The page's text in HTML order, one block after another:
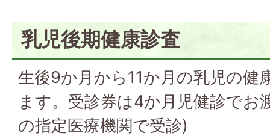
乳児後期健康診査
生後9か月から11か月の乳児の健
ます。受診券は4か月児健診でお
の指定医療機関で受診)